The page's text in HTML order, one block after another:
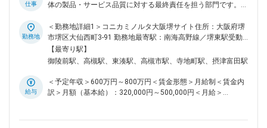
仕事
体の製品・サービス品質に対する最終責任を担う部門です。品
門と連携しながら品質課題の未然防止・再発防止を推進し、顧
客信頼と事業価値の向上を支えています。 コニカミノルタセ
ンシング事業における品質保証部門は、光・色計測を中心とし
たセンシング製品・ソフトウェア・サービスの品質確保を通じ
部門、製造部門、販社、海外拠点と密接に連携し、市場・顧客
の声を品質活動に反映させるとともに、不具合の未然防止・再
で品質戦略を描き、グローバルに通用する品質体制・プロセス
勤務地
＜勤務地詳細1＞コニカミノルタ大阪堺サイト住所：大阪府堺
市堺区大仙西町3-91 勤務地最寄駅：南海高野線／堺東駅受動
喫煙対策：敷地内全面禁煙＜勤務地詳細2＞大阪高槻サイト住
所：大阪府高槻市桜町1-2 勤務地最寄駅：JR東海道本線／高槻
業所（リモートワーク含む）
【最寄り駅】
御陵前駅、高槻駅、東湊駅、高槻市駅、寺地町駅、摂津富田駅
給与
＜予定年収＞600万円～800万円＜賃金形態＞月給制＜賃金内
訳＞月額（基本給）：320,000円～500,000円＜月給＞